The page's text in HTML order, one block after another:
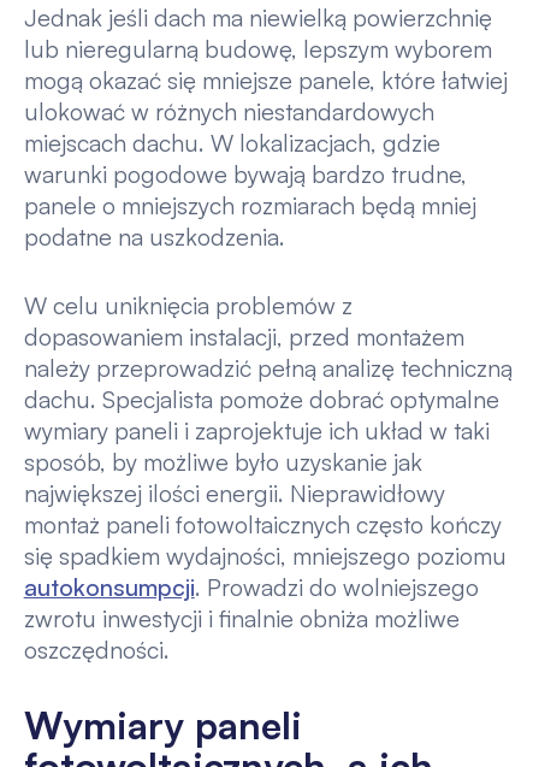
Jednak jeśli dach ma niewielką powierzchnię
lub nieregularną budowę, lepszym wyborem
mogą okazać się mniejsze panele, które łatwiej
ulokować w różnych niestandardowych
miejscach dachu. W lokalizacjach, gdzie
warunki pogodowe bywają bardzo trudne,
panele o mniejszych rozmiarach będą mniej
podatne na uszkodzenia.
W celu uniknięcia problemów z
dopasowaniem instalacji, przed montażem
należy przeprowadzić pełną analizę techniczną
dachu. Specjalista pomoże dobrać optymalne
wymiary paneli i zaprojektuje ich układ w taki
sposób, by możliwe było uzyskanie jak
największej ilości energii. Nieprawidłowy
montaż paneli fotowoltaicznych często kończy
się spadkiem wydajności, mniejszego poziomu
autokonsumpcji. Prowadzi do wolniejszego
zwrotu inwestycji i finalnie obniża możliwe
oszczędności.
Wymiary paneli